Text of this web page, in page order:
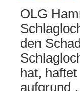
OLG
den
hat,
aufgrund